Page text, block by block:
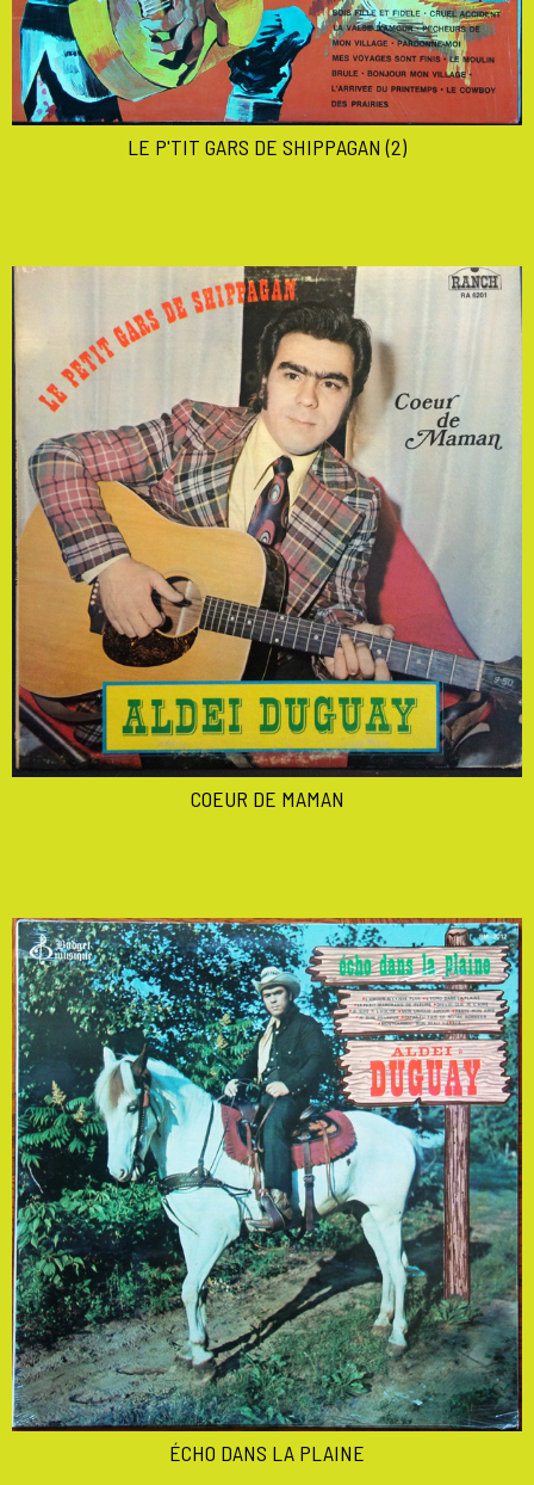
LE P'TIT GARS DE SHIPPAGAN (2)
COEUR DE MAMAN
ÉCHO DANS LA PLAINE